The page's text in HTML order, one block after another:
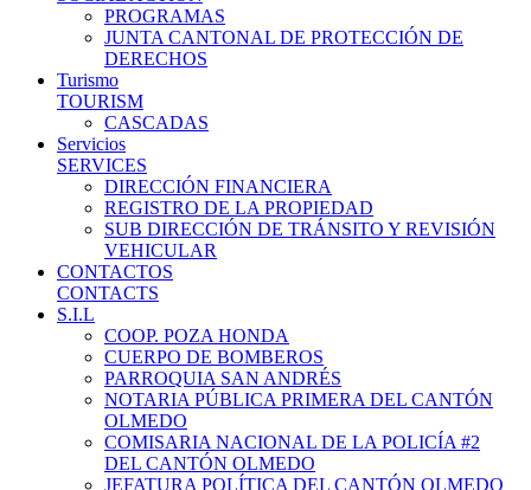
PROGRAMAS
JUNTA CANTONAL DE PROTECCIÓN DE
DERECHOS
Turismo
TOURISM
CASCADAS
Servicios
SERVICES
DIRECCIÓN FINANCIERA
REGISTRO DE LA PROPIEDAD
SUB DIRECCIÓN DE TRÁNSITO Y REVISIÓN
VEHICULAR
CONTACTOS
CONTACTS
S.I.L
COOP. POZA HONDA
CUERPO DE BOMBEROS
PARROQUIA SAN ANDRÉS
NOTARIA PÚBLICA PRIMERA DEL CANTÓN
OLMEDO
COMISARIA NACIONAL DE LA POLICÍA #2
DEL CANTÓN OLMEDO
JEFATURA POLÍTICA DEL CANTÓN OLMEDO